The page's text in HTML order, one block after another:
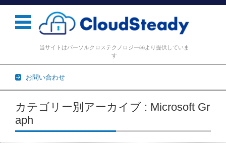
当サイトはパーソルクロステクノロジー㈱より提供していま
す
お問い合わせ
コンテンツに移動
カテゴリー別アーカイブ : Microsoft Gr
aph